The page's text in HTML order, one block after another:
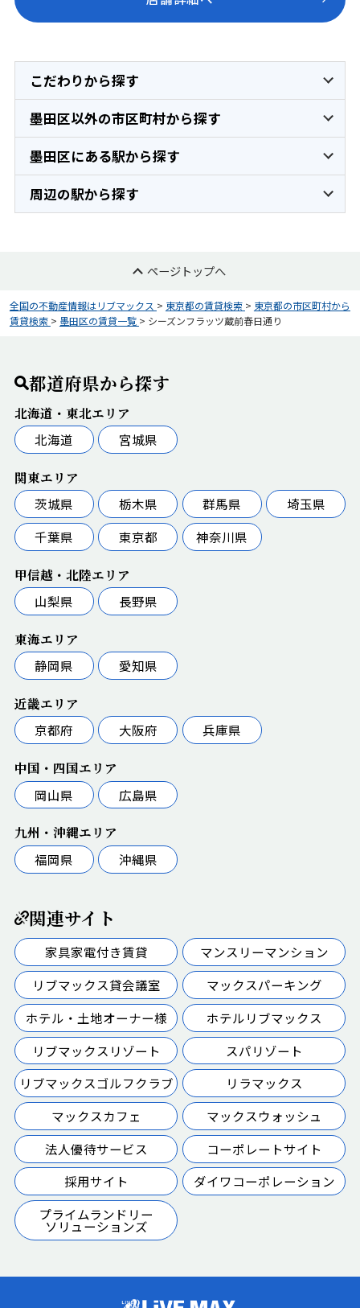
こだわりから探す
墨田区以外の市区町村から探す
墨田区にある駅から探す
周辺の駅から探す
ページトップへ
全国の不動産情報はリブマックス > 東京都の賃貸検索 > 東京都の市区町村から
賃貸検索 > 墨田区の賃貸一覧 > シーズンフラッツ蔵前春日通り
都道府県から探す
北海道・東北エリア
北海道
宮城県
関東エリア
茨城県
栃木県 群馬県
埼玉県
千葉県
東京都 神奈川県
甲信越・北陸エリア
山梨県
長野県
東海エリア
静岡県
愛知県
近畿エリア
京都府
大阪府 兵庫県
中国・四国エリア
岡山県
広島県
九州・沖縄エリア
福岡県
沖縄県
関連サイト
家具家電付き賃貸
マンスリーマンション
リブマックス貸会議室
マックスパーキング
ホテル・土地オーナー様
ホテルリブマックス
リブマックスリゾート
スパリゾート
リブマックスゴルフクラブ
リラマックス
マックスカフェ
マックスウォッシュ
法人優待サービス
コーポレートサイト
採用サイト
ダイワコーポレーション
プライムランドリー
ソリューションズ